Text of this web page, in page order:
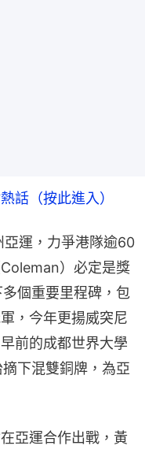
話（按此進入）
運，力爭港隊逾60
）必定是獎
個重要里程碑，包
，今年更揚威突尼
前的成都世界大學
下混雙銅牌，為亞
亞運合作出戰，黃